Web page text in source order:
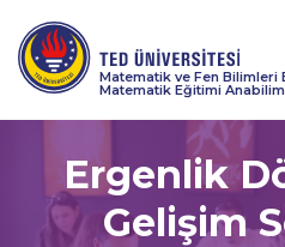
Matematik ve Fen Bilimleri
Matematik Eğitimi Anabilim
Ergenlik
Gelişim